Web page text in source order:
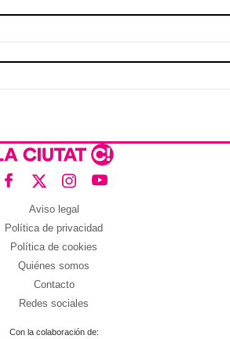
Aviso legal
Política de privacidad
Política de cookies
Quiénes somos
Contacto
Redes sociales
Con la colaboración de: